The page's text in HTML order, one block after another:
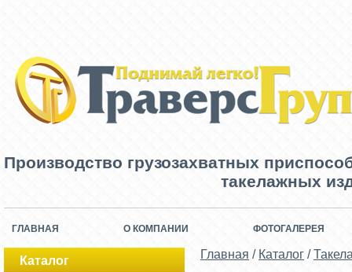
Производство грузозахватных
такелажных
ГЛАВНАЯ О КОМПАНИИ ФОТОГАЛЕРЕЯ
Каталог Главная / Каталог /